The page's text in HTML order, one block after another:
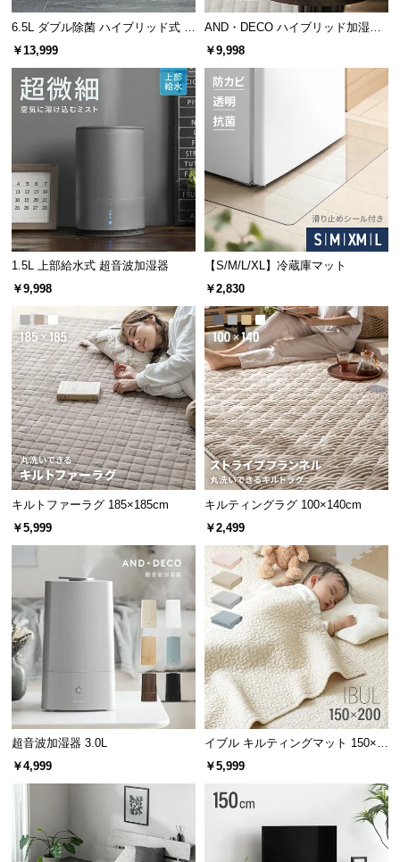
に
つ
い
ポ
ー
ト
知
ら
せ
ブ
ロ
グ
報
6.5L ダブル除菌 ハイブリッド式 U
Vライト+ヒーター除菌機能付き
￥13,999
AND・DECO ハイブリッド加湿器
ステンレス振動子モデル 木目調
￥9,998
1.5L 上部給水式 超音波加湿器
￥9,998
【S/M/L/XL】冷蔵庫マット
￥2,830
キルトファーラグ 185×185cm
￥5,999
キルティングラグ 100×140cm
￥2,499
超音波加湿器 3.0L
￥4,999
イブル キルティングマット 150×2
00cm コットン100%
￥5,999